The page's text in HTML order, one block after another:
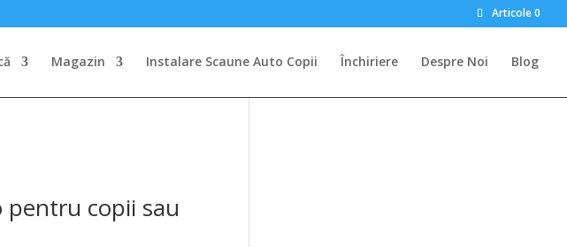
Articole 0
Magazin Instalare Scaune Auto Copii Închiriere Despre Noi Blog
pentru copii sau